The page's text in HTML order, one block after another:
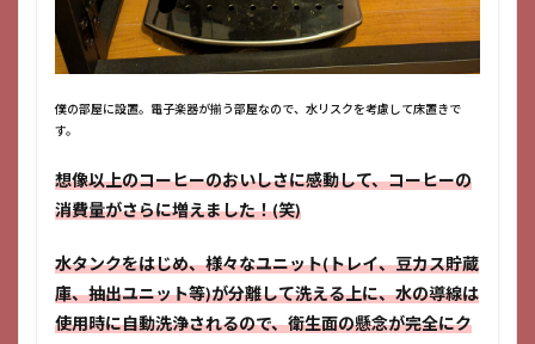
僕の部屋に設置。電子楽器が揃う部屋なので、水リスクを考慮して床置きで
す。
想像以上のコーヒーのおいしさに感動して、コーヒーの
消費量がさらに増えました！(笑)
水タンクをはじめ、様々なユニット(トレイ、豆カス貯蔵
庫、抽出ユニット等)が分離して洗える上に、水の導線は
使用時に自動洗浄されるので、衛生面の懸念が完全にク